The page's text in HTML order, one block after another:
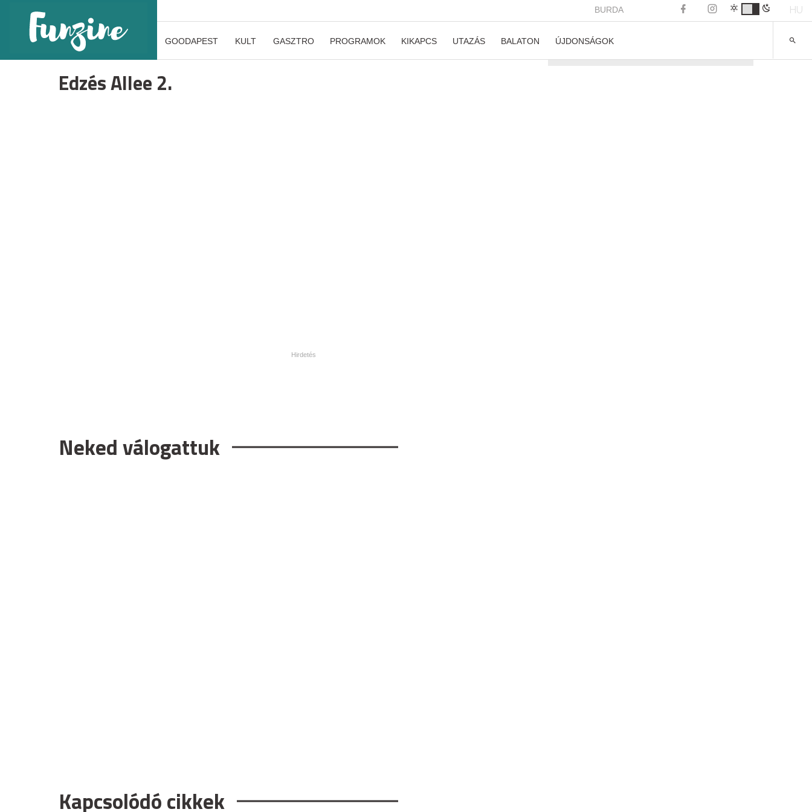
BURDA HU
GOODAPEST KULT GASZTRO PROGRAMOK KIKAPCS UTAZÁS BALATON ÚJDONSÁGOK
Edzés Allee 2.
Neked válogattuk
Kapcsolódó cikkek